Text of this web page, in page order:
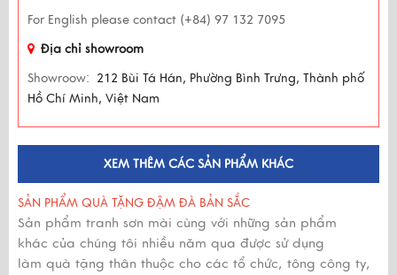
For English please contact (+84) 97 132 7095
Địa chỉ showroom
Showroow: 212 Bùi Tá Hán, Phường Bình Trưng, Thành phố
Hồ Chí Minh, Việt Nam
XEM THÊM CÁC SẢN PHẨM KHÁC
SẢN PHẨM QUÀ TẶNG ĐẬM ĐÀ BẢN SẮC
Sản phẩm tranh sơn mài cùng với những sản phẩm
khác của chúng tôi nhiều năm qua được sử dụng
làm quà tặng thân thuộc cho các tổ chức, tông công ty,